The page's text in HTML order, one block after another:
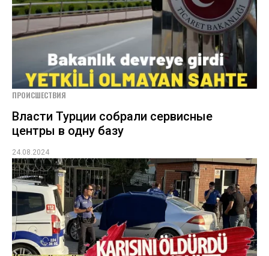
ПРОИСШЕСТВИЯ
Власти Турции собрали сервисные
центры в одну базу
24.08.2024